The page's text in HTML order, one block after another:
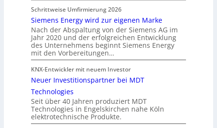
Schrittweise Umfirmierung 2026
Siemens Energy wird zur eigenen Marke
Nach der Abspaltung von der Siemens AG im
Jahr 2020 und der erfolgreichen Entwicklung
des Unternehmens beginnt Siemens Energy
mit den Vorbereitungen…
KNX-Entwickler mit neuem Investor
Neuer Investitionspartner bei MDT
Technologies
Seit über 40 Jahren produziert MDT
Technologies in Engelskirchen nahe Köln
elektrotechnische Produkte.